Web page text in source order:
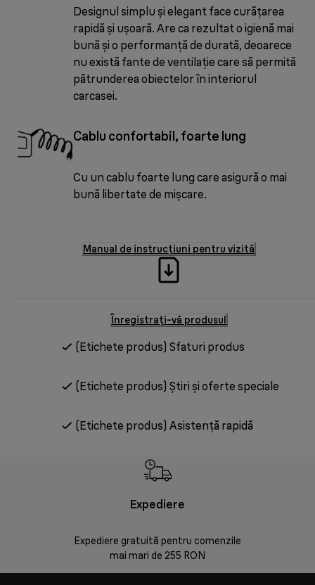
Designul simplu și elegant face curățarea
rapidă și ușoară. Are ca rezultat o igienă mai
bună și o performanță de durată, deoarece
nu există fante de ventilație care să permită
pătrunderea obiectelor în interiorul
carcasei.
Cablu confortabil, foarte lung
Cu un cablu foarte lung care asigură o mai
bună libertate de mișcare.
Manual de instrucțiuni pentru vizită
Înregistrați-vă produsul
(Etichete produs) Sfaturi produs
(Etichete produs) Știri și oferte speciale
(Etichete produs) Asistență rapidă
Expediere
Expediere gratuită pentru comenzile
mai mari de 255 RON